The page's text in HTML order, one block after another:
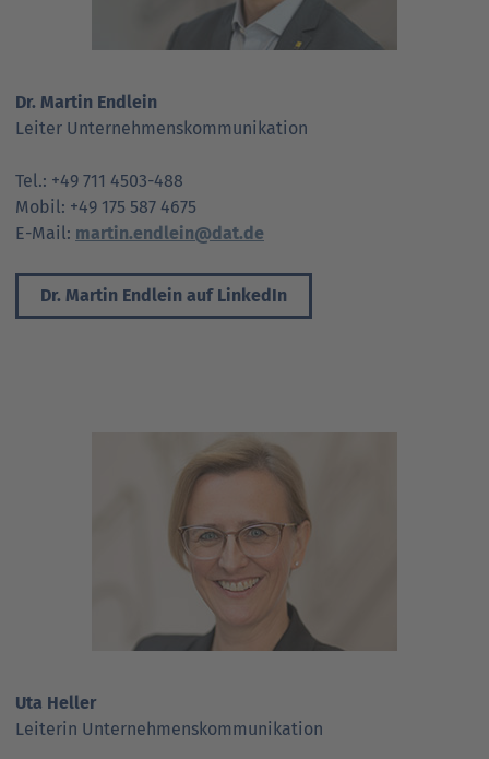
Ansprechpartner
to
parent
navigation
Go
parent
navigation
Dr. Martin Endlein
Leiter Unternehmenskommunikation
Tel.: +49 711 4503-488
Mobil: +49 175 587 4675
E-Mail: martin.endlein@dat.de
Dr. Martin Endlein auf LinkedIn
Uta Heller
Leiterin Unternehmenskommunikation